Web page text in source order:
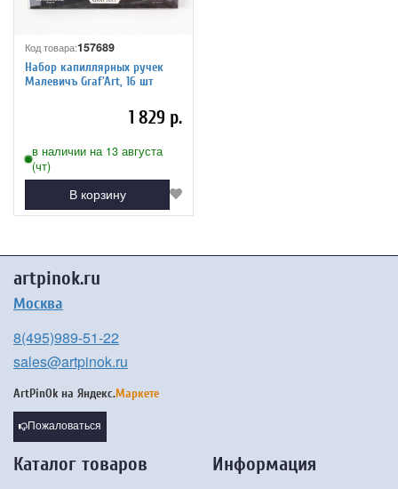
Код товара:157689
Набор капиллярных ручек
Малевичъ Graf'Art, 16 шт
1 829 р.
в наличии на 13 августа
(чт)
В корзину
artpinok.ru
Москва
8(495)989-51-22
sales@artpinok.ru
ArtPinOk на Яндекс.Маркете
Пожаловаться
Каталог товаров Информация